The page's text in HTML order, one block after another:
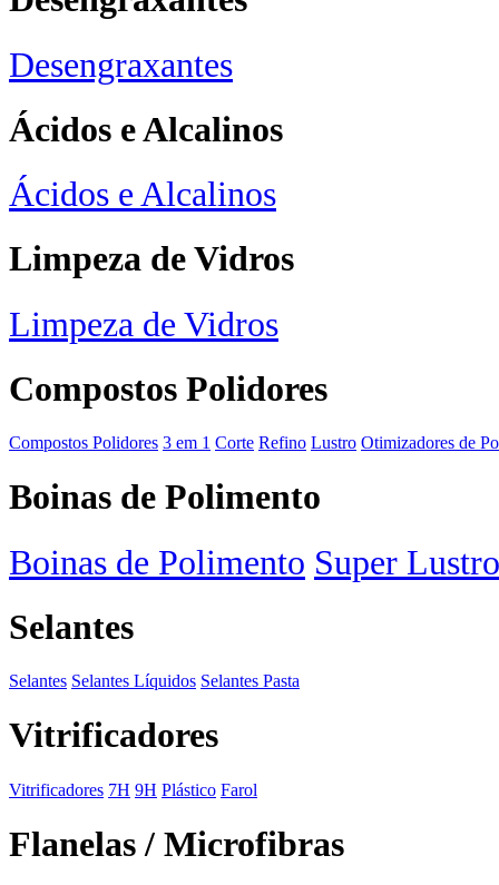
Desengraxantes
Ácidos e Alcalinos
Ácidos e Alcalinos
Limpeza de Vidros
Limpeza de Vidros
Compostos Polidores
Compostos Polidores 3 em 1 Corte Refino Lustro Otimizadores de
Boinas de Polimento
Boinas de Polimento Super Lustro
Selantes
Selantes Selantes Líquidos Selantes Pasta
Vitrificadores
Vitrificadores 7H 9H Plástico Farol
Flanelas / Microfibras